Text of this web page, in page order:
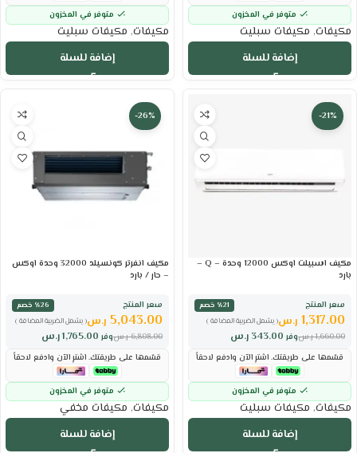
متوفر في المخزون
مكيفات, مكيفات سبليت
إضافة للسلة
متوفر في المخزون
مكيفات, مكيفات سبليت
إضافة للسلة
-21%
مكيف اسبيلت اوكس 12000 وحدة – Q –
بارد
سعر المنتج
٪21 خصم
( يشمل الضريبة المضافة )
1,317.00 ر.س
وفر 343.00 ر.س 1,660.00 ر.س
قسّمها على طريقتك. اشترِ الآن وادفع لاحقاً
متوفر في المخزون
مكيفات, مكيفات سبليت
إضافة للسلة
-26%
مكيف انفرتر كونسيلد 32000 وحدة اوكس
– حار / بارد
سعر المنتج
٪26 خصم
( يشمل الضريبة المضافة )
5,043.00 ر.س
وفر 1,765.00ر.س 6,808.00 ر.س
قسّمها على طريقتك. اشترِ الآن وادفع لاحقاً
متوفر في المخزون
مكيفات, مكيفات مخفي
إضافة للسلة